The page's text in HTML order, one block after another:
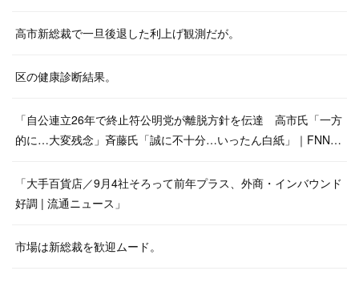
高市新総裁で一旦後退した利上げ観測だが。
区の健康診断結果。
「自公連立26年で終止符公明党が離脱方針を伝達 高市氏「一方
的に…大変残念」斉藤氏「誠に不十分…いったん白紙」｜FNN…
「大手百貨店／9月4社そろって前年プラス、外商・インバウンド
好調 | 流通ニュース」
市場は新総裁を歓迎ムード。